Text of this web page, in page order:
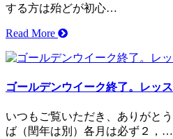
する方は殆どが初心…
Read More
ゴールデンウイーク終了。レッ
いつもご覧いただき、ありがと
ば（閏年は別）各月は必ず２，…